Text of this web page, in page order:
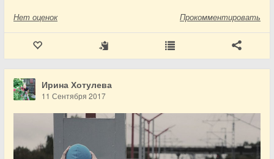
Нет оценок Прокомментировать
Ирина Хотулева
11 Сентября 2017